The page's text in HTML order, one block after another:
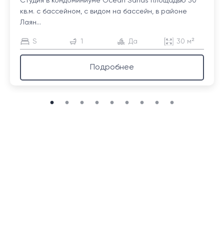
кв.м. с бассейном, с видом на бассейн, в районе
Лаян...
S 1 Да 30 м²
Подробнее